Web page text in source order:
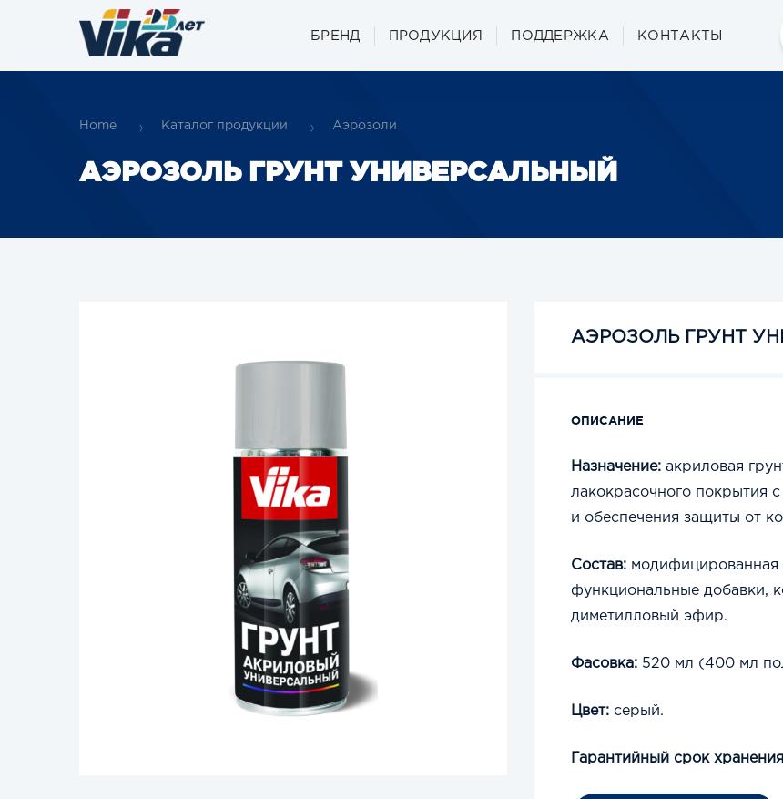
БРЕНД ПРОДУКЦИЯ ПОДДЕРЖКА КОНТАКТЫ
Home Каталог продукции Аэрозоли
АЭРОЗОЛЬ ГРУНТ УНИВЕРСАЛЬНЫЙ
АЭРОЗОЛЬ ГРУНТ
ОПИСАНИЕ
Назначение: акриловая
лакокрасочного покрытия
и обеспечения защиты от
Состав: модифицированная
функциональные добавки,
диметилловый эфир.
Фасовка: 520 мл (400 мл
Цвет: серый.
Гарантийный срок